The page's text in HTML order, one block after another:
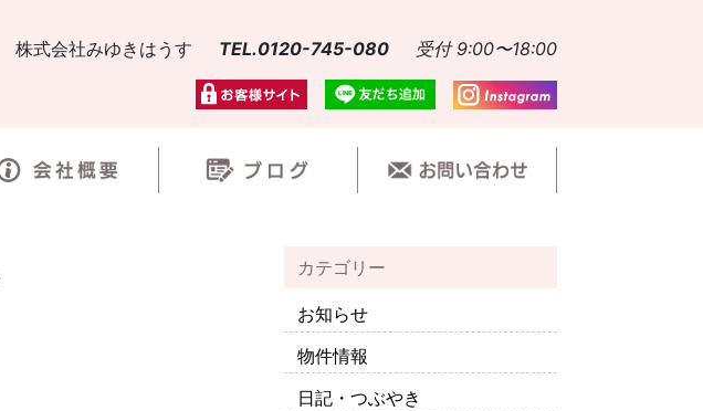
株式会社みゆきはうす TEL.0120-745-080 受付 9:00〜18:00
カテゴリー
お知らせ
物件情報
日記・つぶやき